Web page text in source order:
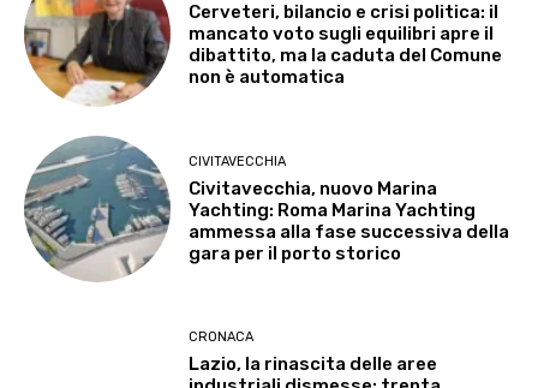
Cerveteri, bilancio e crisi politica: il
mancato voto sugli equilibri apre il
dibattito, ma la caduta del Comune
non è automatica
CIVITAVECCHIA
Civitavecchia, nuovo Marina
Yachting: Roma Marina Yachting
ammessa alla fase successiva della
gara per il porto storico
CRONACA
Lazio, la rinascita delle aree